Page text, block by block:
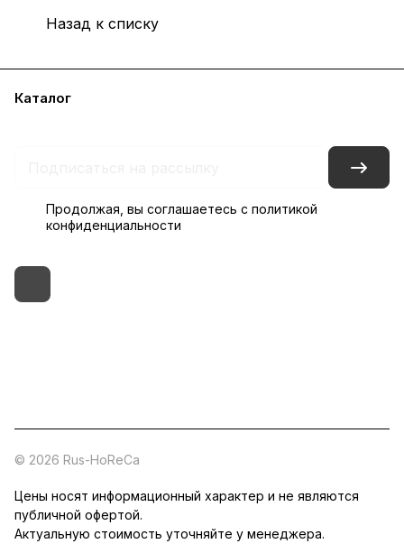
Назад к списку
Каталог
Продолжая, вы соглашаетесь с политикой
конфиденциальности
© 2026 Rus-HoReCa
Цены носят информационный характер и не являются
публичной офертой.
Актуальную стоимость уточняйте у менеджера.